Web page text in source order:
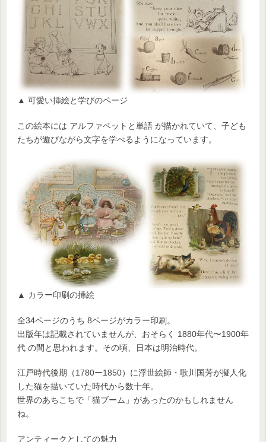
▲ 可愛い挿絵と学びのページ
この絵本には アルファベットと単語 が描かれていて、子ども
たちが遊びながら文字を学べるようになっています。
▲ カラー印刷の挿絵
全34ページのうち 8ページがカラー印刷。
出版年は記載されていませんが、おそらく 1880年代〜1900年
代 の間と思われます。その頃、日本は明治時代。
江戸時代後期（1780ー1850）に浮世絵師・歌川国芳が擬人化
した猫を描いていた時代から数十年。
世界のあちこちで「猫ブーム」があったのかもしれません
ね。
アンティークとしての魅力